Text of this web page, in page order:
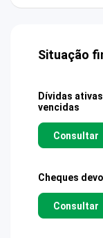
Situação
Dívidas
vencidas
Consultar
Cheques
Consultar